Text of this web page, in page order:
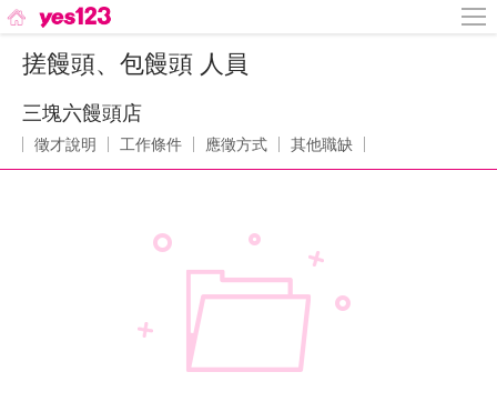
搓饅頭、包饅頭 人員
三塊六饅頭店
徵才說明 工作條件 應徵方式 其他職缺